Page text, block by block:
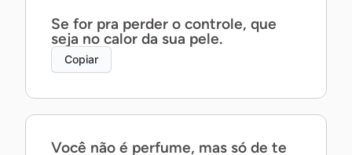
Se for pra perder o controle, que
seja no calor da sua pele.
Copiar
Você não é perfume, mas só de te